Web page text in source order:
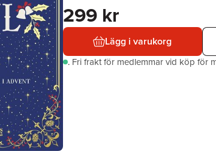
299 kr
Lägg i varukorg
. Fri frakt för medlemmar vid köp för